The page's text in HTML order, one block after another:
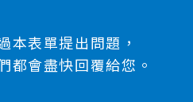
本表單提出問題，
都會盡快回覆給您。